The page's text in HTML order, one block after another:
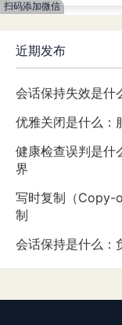
扫码添加微信
近期发布
会话保持失效是什
优雅关闭是什么：
健康检查误判是什
界
写时复制（Copy-
制
会话保持是什么：